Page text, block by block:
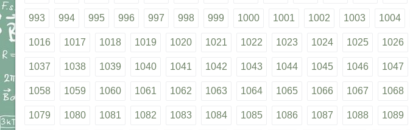
993 994 995 996 997 998 999 1000 1001 1002 1003 1004
1016 1017 1018 1019 1020 1021 1022 1023 1024 1025 1026
1037 1038 1039 1040 1041 1042 1043 1044 1045 1046 1047
1058 1059 1060 1061 1062 1063 1064 1065 1066 1067 1068
1079 1080 1081 1082 1083 1084 1085 1086 1087 1088 1089